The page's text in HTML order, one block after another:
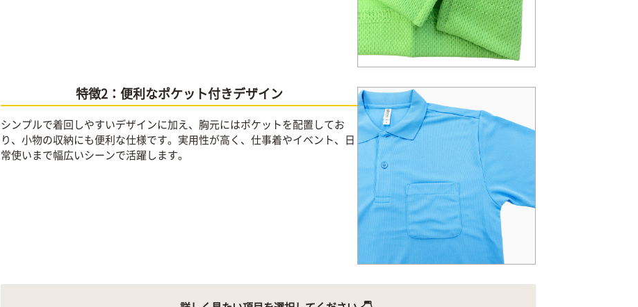
特徴2：便利なポケット付きデザイン
シンプルで着回しやすいデザインに加え、胸元にはポケットを配置してお
り、小物の収納にも便利な仕様です。実用性が高く、仕事着やイベント、日
常使いまで幅広いシーンで活躍します。